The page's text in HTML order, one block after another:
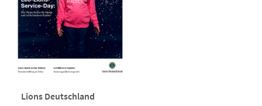
Lions Deutschland